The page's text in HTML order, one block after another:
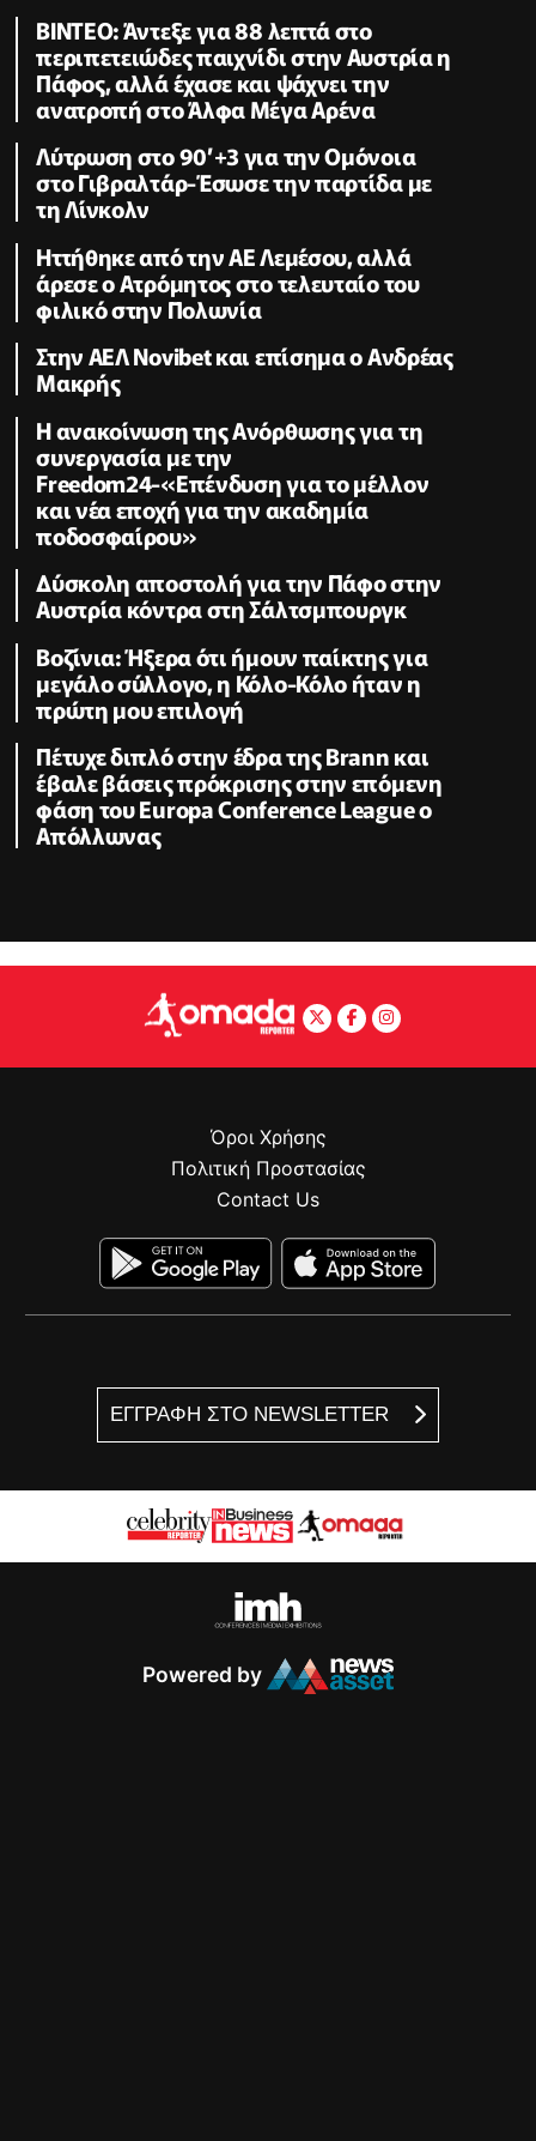
ΒΙΝΤΕΟ: Άντεξε για 88 λεπτά στο
περιπετειώδες παιχνίδι στην Αυστρία η
Πάφος, αλλά έχασε και ψάχνει την
ανατροπή στο Άλφα Μέγα Αρένα
Λύτρωση στο 90’+3 για την Ομόνοια
στο Γιβραλτάρ-Έσωσε την παρτίδα με
τη Λίνκολν
Ηττήθηκε από την ΑΕ Λεμέσου, αλλά
άρεσε ο Ατρόμητος στο τελευταίο του
φιλικό στην Πολωνία
Στην ΑΕΛ Novibet και επίσημα ο Ανδρέας
Μακρής
H ανακοίνωση της Ανόρθωσης για τη
συνεργασία με την
Freedom24-«Επένδυση για το μέλλον
και νέα εποχή για την ακαδημία
ποδοσφαίρου»
Δύσκολη αποστολή για την Πάφο στην
Αυστρία κόντρα στη Σάλτσμπουργκ
Βοζίνια: Ήξερα ότι ήμουν παίκτης για
μεγάλο σύλλογο, η Κόλο-Κόλο ήταν η
πρώτη μου επιλογή
Πέτυχε διπλό στην έδρα της Brann και
έβαλε βάσεις πρόκρισης στην επόμενη
φάση του Europa Conference League ο
Απόλλωνας
ΕΓΓΡΑΦΗ ΣΤΟ NEWSLETTER
Όροι Χρήσης
Πολιτική Προστασίας
Contact Us
Powered by